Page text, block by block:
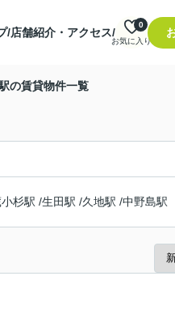
/店舗紹介・アクセス/
お気に入り
0
の賃貸物件一覧
杉駅 /生田駅 /久地駅 /中野島駅